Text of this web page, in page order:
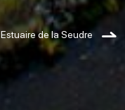
Estuaire de la Seudre